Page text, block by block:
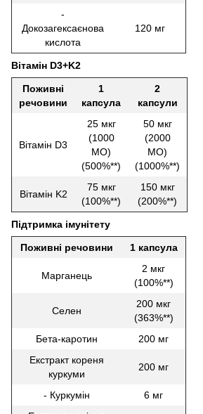
-
Докозагексаєнова
кислота
120 мг
Вітамін D3+K2
Поживні
речовини
1
капсула
2
капсули
Вітамін D3
25 мкг
(1000
МО)
(500%**)
50 мкг
(2000
МО)
(1000%**)
Вітамін K2
75 мкг
(100%**)
150 мкг
(200%**)
Підтримка імунітету
Поживні речовини 1 капсула
Марганець
2 мкг
(100%**)
Селен
200 мкг
(363%**)
Бета-каротин
200 мг
Екстракт кореня
куркуми
200 мг
- Куркумін
6 мг